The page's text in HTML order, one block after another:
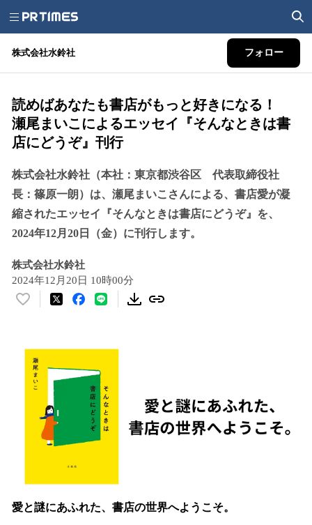
株式会社水鈴社 フォロー
読めばあなたも書店がもっと好きになる！
瀬尾まいこによるエッセイ『そんなときは書
店にどうぞ』刊行
株式会社水鈴社（本社：東京都渋谷区 代表取締役社
長：篠原一朗）は、瀬尾まいこさんによる、書店愛が凝
縮されたエッセイ『そんなときは書店にどうぞ』を、
2024年12月20日（金）に刊行します。
株式会社水鈴社
2024年12月20日 10時00分
い
！
数
を
す
愛と謎にあふれた、書店の世界へようこそ。